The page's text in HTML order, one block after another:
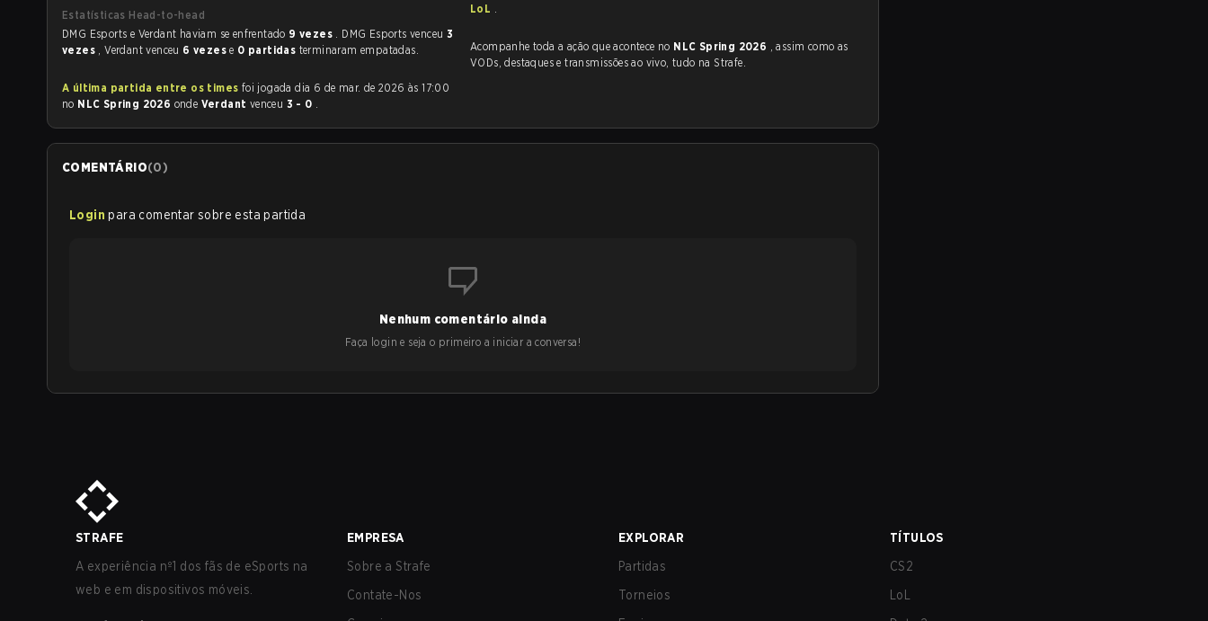
Estatísticas Head-to-head
DMG Esports e Verdant haviam se enfrentado 9 vezes . DMG Esports venceu 3
vezes , Verdant venceu 6 vezese 0 partidas terminaram empatadas.
A última partida entre os times
no NLC Spring 2026 onde Verdant venceu 3 - 0 .
LoL .
Acompanhe toda a ação que acontece no NLC Spring 2026 , assim como as
VODs, destaques e transmissões ao vivo, tudo na Strafe.
COMENTÁRIO(0)
Login para comentar sobre esta partida
Nenhum comentário ainda
Faça login e seja o primeiro a iniciar a conversa!
STRAFE
A experiência nº1 dos fãs de eSports na
web e em dispositivos móveis.
EMPRESA
Sobre a Strafe
Contate-Nos
EXPLORAR
Partidas
Torneios
TÍTULOS
CS2
LoL